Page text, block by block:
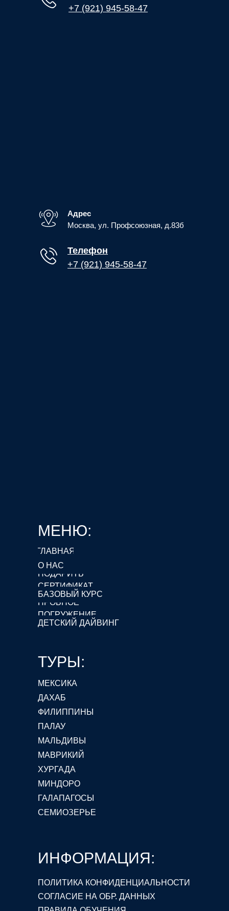
Адрес
Москва, ул. Профсоюзная, д.83б
Телефон
+7 (921) 945-58-47
+7 (921) 945-58-47
ГЛАВНАЯ
О НАС
МЕНЮ:
МЕКСИКА
ДАХАБ
ФИЛИППИНЫ
ПАЛАУ
МАЛЬДИВЫ
МАВРИКИЙ
ГАЛАПАГОСЫ
ХУРГАДА
МИНДОРО
СЕМИОЗЕРЬЕ
ТУРЫ:
ИНФОРМАЦИЯ:
ПОЛИТИКА КОНФИДЕНЦИАЛЬНОСТИ
СОГЛАСИЕ НА ОБР. ДАННЫХ
ПОДАРИТЬ
СЕРТИФИКАТ
БАЗОВЫЙ КУРС
ПРОБНОЕ
ПОГРУЖЕНИЕ
ДЕТСКИЙ ДАЙВИНГ